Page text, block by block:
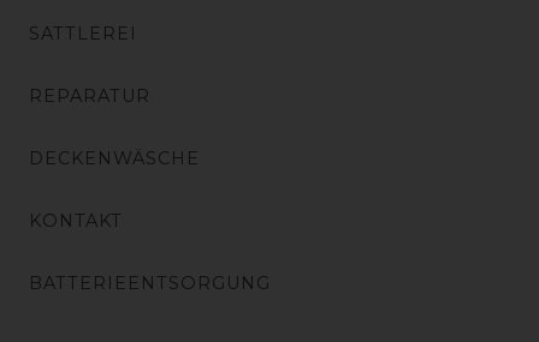
SATTLEREI
REPARATUR
DECKENWÄSCHE
KONTAKT
BATTERIEENTSORGUNG